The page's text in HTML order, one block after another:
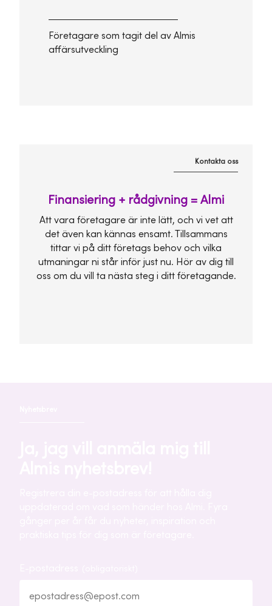
Företagare som tagit del av Almis
affärsutveckling
Kontakta oss
Finansiering + rådgivning = Almi
Att vara företagare är inte lätt, och vi vet att
det även kan kännas ensamt. Tillsammans
tittar vi på ditt företags behov och vilka
utmaningar ni står inför just nu. Hör av dig till
oss om du vill ta nästa steg i ditt företagande.